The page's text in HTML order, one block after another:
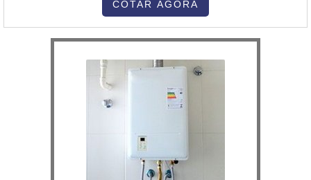
encontrar proteção com soluções para estufas, fornos e
FORNO ROTATIVOA Inovatti Queimad...
COTAR AGORA